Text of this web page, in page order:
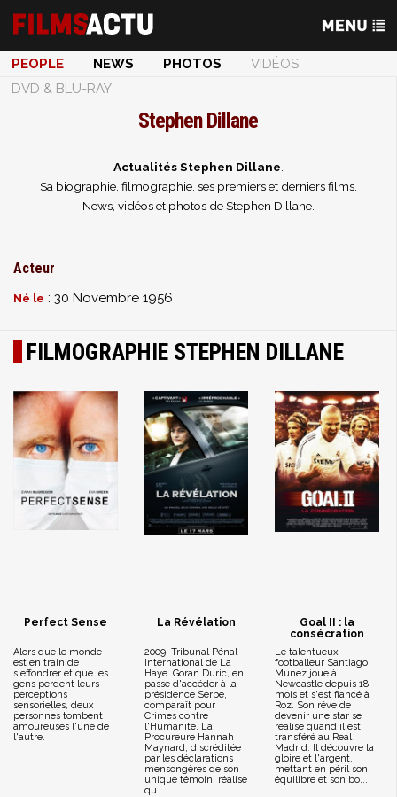
PEOPLE NEWS PHOTOS
VIDÉOS
DVD & BLU-RAY
Stephen Dillane
Actualités Stephen Dillane
Sa biographie, filmographie, ses premiers et derniers films.
News, vidéos et photos de Stephen Dillane.
Acteur
Né le : 30 Novembre 1956
FILMOGRAPHIE STEPHEN DILLANE
Perfect Sense
Alors que le monde
est en train de
s'effondrer et que les
gens perdent leurs
perceptions
sensorielles, deux
personnes tombent
amoureuses l'une de
l'autre.
La Révélation
2009, Tribunal Pénal
International de La
Haye. Goran Duric, en
passe d'accéder à la
présidence Serbe,
comparaît pour
Crimes contre
l'Humanité. La
Procureure Hannah
Maynard, discréditée
par les déclarations
mensongères de son
unique témoin, réalise
qu...
Goal II : la
consécration
Le talentueux
footballeur Santiago
Munez joue à
Newcastle depuis 18
mois et s'est fiancé à
Roz. Son rêve de
devenir une star se
réalise quand il est
transféré au Real
Madrid. Il découvre la
gloire et l'argent,
mettant en péril son
équilibre et son bo...